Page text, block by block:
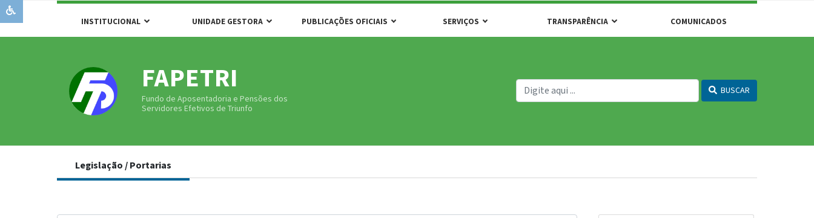
INSTITUCIONAL UNIDADE GESTORA PUBLICAÇÕES OFICIAIS SERVIÇOS TRANSPARÊNCIA COMUNICADOS
FAPETRI
Fundo de Aposentadoria e Pensões dos
Servidores Efetivos de Triunfo
BUSCAR
Legislação / Portarias